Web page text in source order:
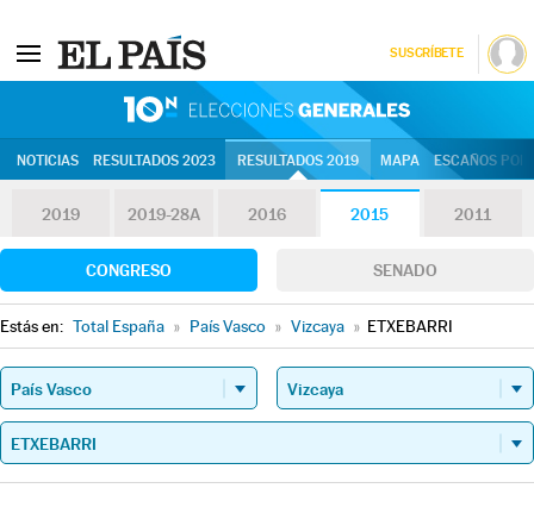
SUSCRÍBETE
NOTICIAS RESULTADOS 2023 RESULTADOS 2019 MAPA ESCAÑOS
2019 2019-28A 2016 2015 2011
CONGRESO SENADO
Estás en: Total España » País Vasco » Vizcaya » ETXEBARRI